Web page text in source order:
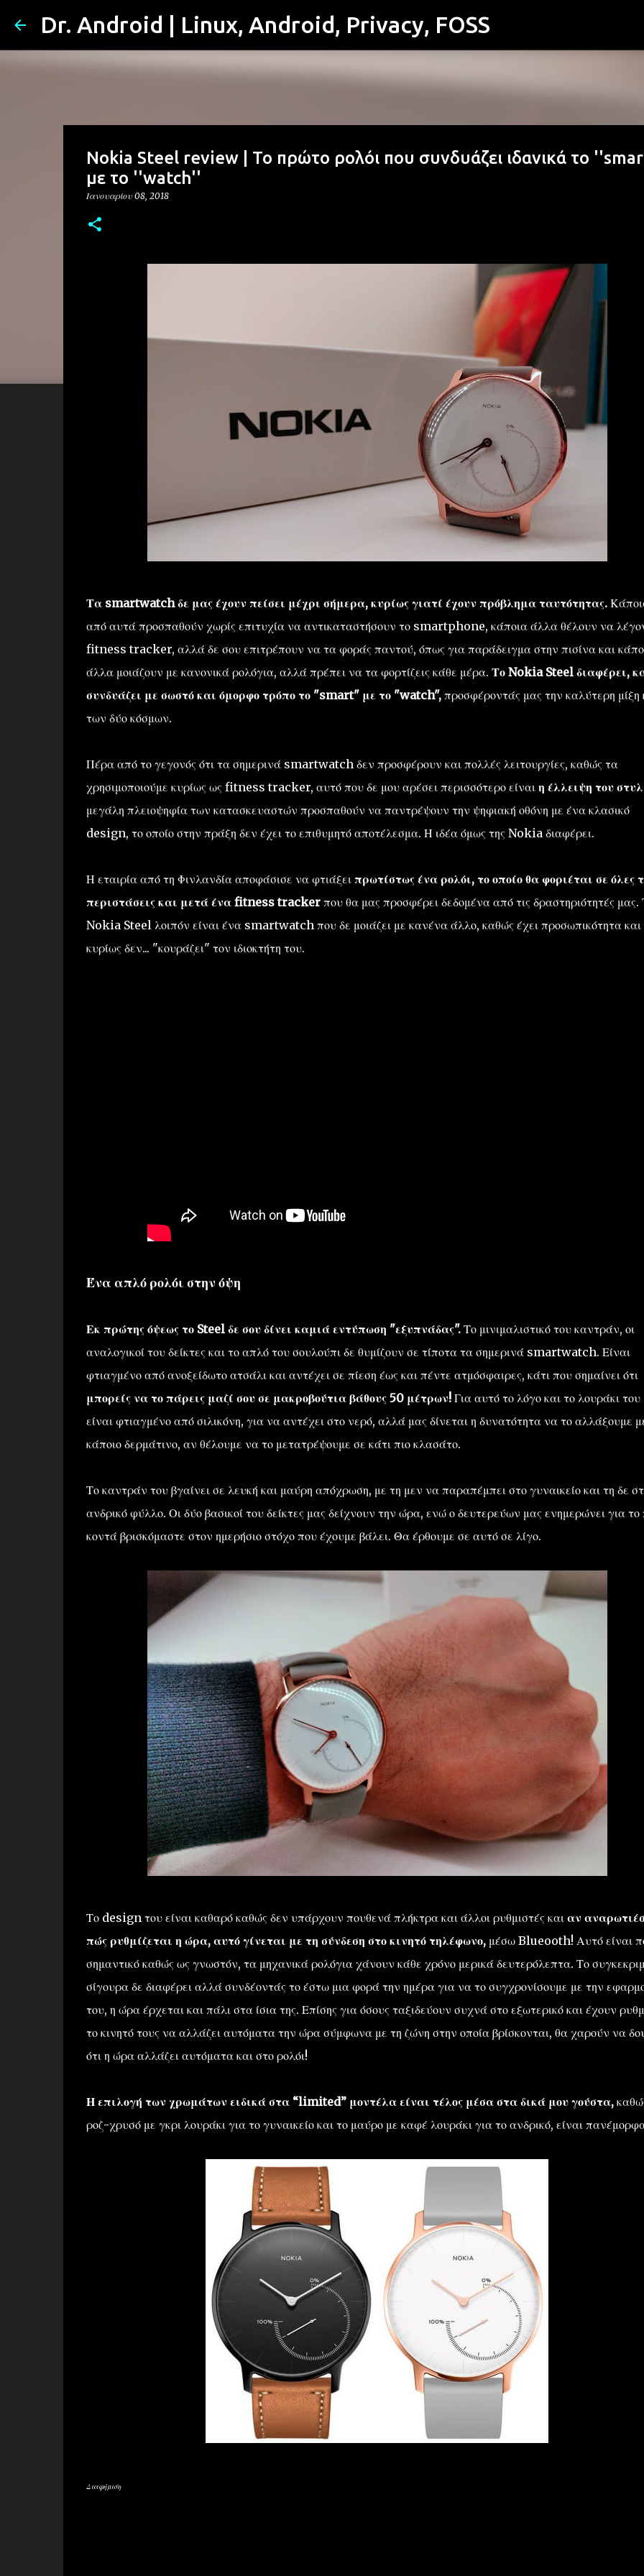
Μετάβαση στο κύριο περιεχόμενο
Dr. Android | Linux, Android, Privacy, FOSS
Nokia Steel review | Το πρώτο ρολόι που συνδυάζει ιδανικά το
με το ''watch''
Ιανουαρίου 08, 2018
Τα smartwatch δε μας έχουν πείσει μέχρι σήμερα, κυρίως γιατί έχουν πρόβλημα ταυτότητας.
από αυτά προσπαθούν χωρίς επιτυχία να αντικαταστήσουν το smartphone, κάποια άλλα θέλουν να
fitness tracker, αλλά δε σου επιτρέπουν να τα φοράς παντού, όπως για παράδειγμα στην πισίνα και
άλλα μοιάζουν με κανονικά ρολόγια, αλλά πρέπει να τα φορτίζεις κάθε μέρα. Το Nokia Steel διαφέρει,
συνδυάζει με σωστό και όμορφο τρόπο το "smart" με το "watch",προσφέροντάς μας την καλύτερη μίξη
των δύο κόσμων.
Πέρα από το γεγονός ότι τα σημερινά smartwatch δεν προσφέρουν και πολλές λειτουργίες, καθώς τα
χρησιμοποιούμε κυρίως ως fitness tracker, αυτό που δε μου αρέσει περισσότερο είναι η έλλειψη του
μεγάλη πλειοψηφία των κατασκευαστών προσπαθούν να παντρέψουν την ψηφιακή οθόνη με ένα κλασικό
design, το οποίο στην πράξη δεν έχει το επιθυμητό αποτέλεσμα. Η ιδέα όμως της Nokia διαφέρει.
Η εταιρία από τη Φινλανδία αποφάσισε να φτιάξει πρωτίστως ένα ρολόι, το οποίο θα φοριέται σε όλες
περιστάσεις και μετά ένα fitness tracker που θα μας προσφέρει δεδομένα από τις δραστηριότητές μας.
Nokia Steel λοιπόν είναι ένα smartwatch που δε μοιάζει με κανένα άλλο, καθώς έχει προσωπικότητα και
κυρίως δεν... "κουράζει" τον ιδιοκτήτη του.
Ένα απλό ρολόι στην όψη
Εκ πρώτης όψεως το Steel δε σου δίνει καμιά εντύπωση "εξυπνάδας".Το μινιμαλιστικό του καντράν, οι
αναλογικοί του δείκτες και το απλό του σουλούπι δε θυμίζουν σε τίποτα τα σημερινά smartwatch. Είναι
φτιαγμένο από ανοξείδωτο ατσάλι και αντέχει σε πίεση έως και πέντε ατμόσφαιρες, κάτι που σημαίνει ότι
μπορείς να το πάρεις μαζί σου σε μακροβούτια βάθους 50 μέτρων! Για αυτό το λόγο και το λουράκι του
είναι φτιαγμένο από σιλικόνη, για να αντέχει στο νερό, αλλά μας δίνεται η δυνατότητα να το αλλάξουμε
κάποιο δερμάτινο, αν θέλουμε να το μετατρέψουμε σε κάτι πιο κλασάτο.
Το καντράν του βγαίνει σε λευκή και μαύρη απόχρωση, με τη μεν να παραπέμπει στο γυναικείο και τη δε
ανδρικό φύλλο. Οι δύο βασικοί του δείκτες μας δείχνουν την ώρα, ενώ ο δευτερεύων μας ενημερώνει για το
κοντά βρισκόμαστε στον ημερήσιο στόχο που έχουμε βάλει. Θα έρθουμε σε αυτό σε λίγο.
Το design του είναι καθαρό καθώς δεν υπάρχουν πουθενά πλήκτρα και άλλοι ρυθμιστές και αν
πώς ρυθμίζεται η ώρα, αυτό γίνεται με τη σύνδεση στο κινητό τηλέφωνο,μέσω Blueooth! Αυτό είναι
σημαντικό καθώς ως γνωστόν, τα μηχανικά ρολόγια χάνουν κάθε χρόνο μερικά δευτερόλεπτα. Το
σίγουρα δε διαφέρει αλλά συνδέοντάς το έστω μια φορά την ημέρα για να το συγχρονίσουμε με την
του, η ώρα έρχεται και πάλι στα ίσια της. Επίσης για όσους ταξιδεύουν συχνά στο εξωτερικό και έχουν
το κινητό τους να αλλάζει αυτόματα την ώρα σύμφωνα με τη ζώνη στην οποία βρίσκονται, θα χαρούν να
ότι η ώρα αλλάζει αυτόματα και στο ρολόι!
Η επιλογή των χρωμάτων ειδικά στα “limited” μοντέλα είναι τέλος μέσα στα δικά μου γούστα,
ροζ-χρυσό με γκρι λουράκι για το γυναικείο και το μαύρο με καφέ λουράκι για το ανδρικό, είναι
Διαφήμιση